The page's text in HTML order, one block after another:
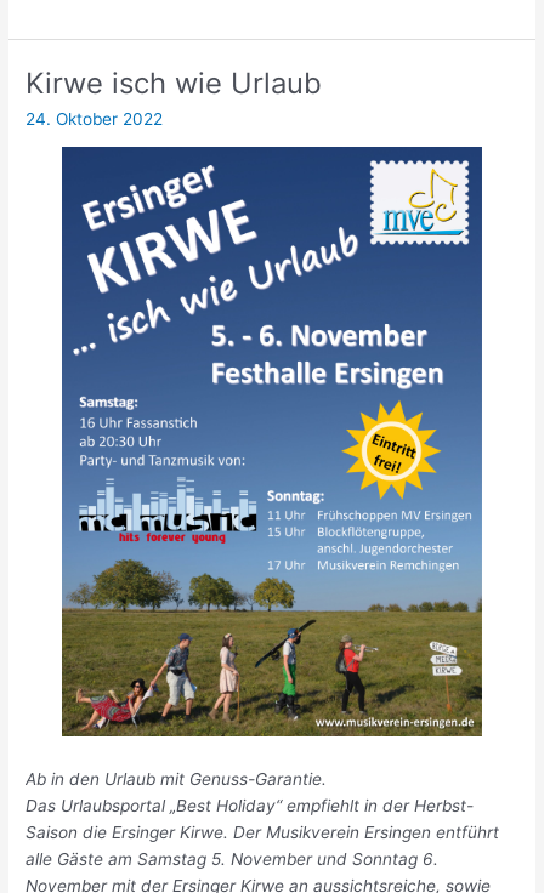
bei
der
Ersinger
Kirwe
mit
bei
der
Ersinger
Kirwe isch wie Urlaub
24. Oktober 2022
Ab in den Urlaub mit Genuss-Garantie.
Das Urlaubsportal „Best Holiday“ empfiehlt in der Herbst-
Saison die Ersinger Kirwe. Der Musikverein Ersingen entführt
alle Gäste am Samstag 5. November und Sonntag 6.
November mit der Ersinger Kirwe an aussichtsreiche, sowie